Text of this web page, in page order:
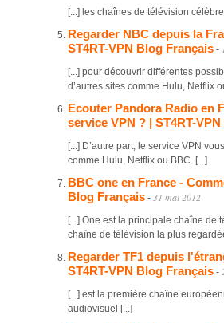
[...] les chaînes de télévision
Regarder NBC depuis la
ST4RT-VPN Blog Français -
[...] pour découvrir différentes
d’autres sites comme Hulu, Netflix
Ecouter Pandora Radio en
service VPN ? | ST4RT-
[...] D’autre part, le service VPN
comme Hulu, Netflix ou BBC. [...]
BBC one en France -
Blog Français - 31 mai 2012
[...] One est la principale chaîne de
chaîne de télévision la plus
Regarder TF1 depuis
ST4RT-VPN Blog Français -
[...] est la première chaîne
audiovisuel [...]